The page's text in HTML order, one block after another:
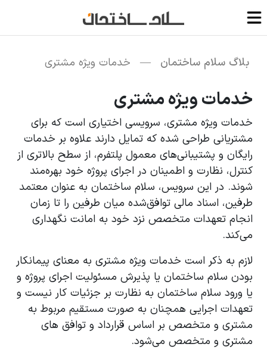
بلاگ سلام ساختمان — خدمات ویژه مشتری
خدمات ویژه مشتری
خدمات ویژه مشتری، سرویسی اختیاری است که برای
مشتریانی طراحی شده که تمایل دارند علاوه بر خدمات
رایگان و پشتیبانی‌های معمول پلتفرم، از سطح بالاتری از
کنترل، نظارت و اطمینان در اجرای پروژه خود بهره‌مند
شوند. در این سرویس، سلام ساختمان به عنوان معتمد
طرفین، اسناد مالی توافق‌شده میان طرفین را تا زمان
انجام تعهدات متخصص نزد خود به امانت نگهداری
می‌کند.
لازم به ذکر است خدمات ویژه مشتری به معنای پیمانکار
بودن سلام ساختمان یا پذیرش مسئولیت اجرای پروژه و
یا ورود سلام ساختمان به نظارت بر جزئیات کار نیست و
تعهدات اجرایی همچنان به صورت مستقیم مربوط به
مشتری و متخصص بر اساس قرارداد و توافق های
مشتری و متخصص می‌شود.